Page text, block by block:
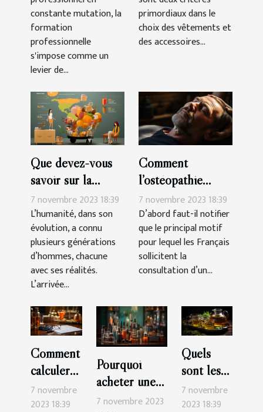
constante mutation, la
formation
professionnelle
s'impose comme un
levier de...
filles
primordiaux dans le
choix des vêtements et
des accessoires...
Que devez-vous
savoir sur la
génération des
Millennials ?
7 novembre 2023 18:39
L’humanité, dans son
évolution, a connu
plusieurs générations
d’hommes, chacune
avec ses réalités.
L’arrivée...
Comment
l’ostéopathie
peut-il soulager
les douleurs du
corps ?
7 novembre 2023 18:39
D’abord faut-il notifier
que le principal motif
pour lequel les Français
sollicitent la
consultation d’un...
Comment
calculer
soi-même
son impôt
7 novembre
2023 18:39
Pourquoi
acheter une
cigarette
7 novembre 2023
Quels
sont les
bienfaits
du thé au
7 novembre
2023 18:39